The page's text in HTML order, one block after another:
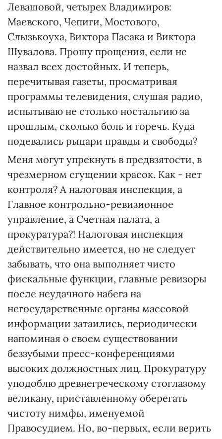
Левашовой, четырех Владимиров:
Маевского, Чепиги, Мостового,
Слызькоуха, Виктора Пасака и Виктора
Шувалова. Прошу прощения, если не
назвал всех достойных. И теперь,
перечитывая газеты, просматривая
программы телевидения, слушая радио,
испытываю не столько ностальгию за
прошлым, сколько боль и горечь. Куда
подевались рыцари правды и свободы?
Меня могут упрекнуть в предвзятости, в
чрезмерном сгущении красок. Как - нет
контроля? А налоговая инспекция, а
Главное контрольно-ревизионное
управление, а Счетная палата, а
прокуратура?! Налоговая инспекция
действительно имеется, но не следует
забывать, что она выполняет чисто
фискальные функции, главные ревизоры
после неудачного набега на
негосударственные органы массовой
информации затаились, периодически
напоминая о своем существовании
беззубыми пресс-конференциями
высоких должностных лиц. Прокуратуру
уподоблю древнегреческому стоглазому
великану, приставленному оберегать
чистоту нимфы, именуемой
Правосудием. Но, во-первых, если верить